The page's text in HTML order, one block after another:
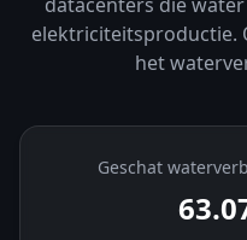
elektriciteitsproductie.
het
Geschat